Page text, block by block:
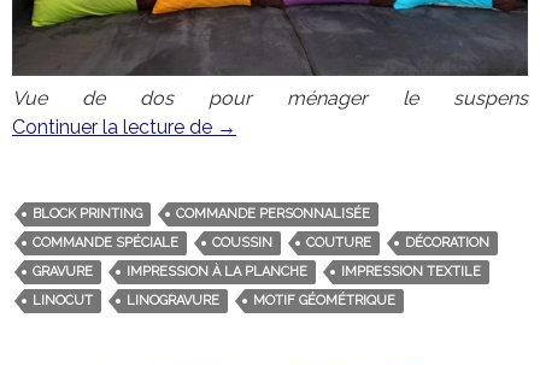
Vue de dos pour ménager le suspens
Continuer la lecture de Commande décoration
→
BLOCK PRINTING
COMMANDE PERSONNALISÉE
COMMANDE SPÉCIALE
COUSSIN COUTURE
DÉCORATION
GRAVURE
IMPRESSION À LA PLANCHE
IMPRESSION TEXTILE
LINOCUT
LINOGRAVURE MOTIF GÉOMÉTRIQUE